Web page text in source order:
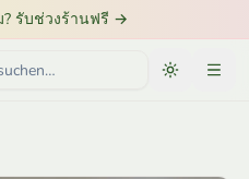
รับช่วงร้านฟรี →